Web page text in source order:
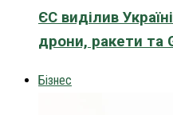
ЄС виділив
дрони, ракети та
Бізнес